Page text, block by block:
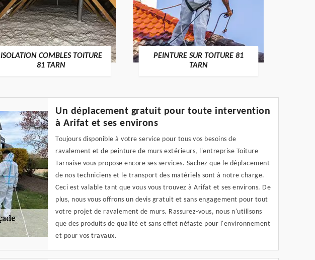
ISOLATION COMBLES TOITURE
81 TARN
PEINTURE SUR TOITURE 81
TARN
Un déplacement gratuit pour toute intervention
à Arifat et ses environs
Toujours disponible à votre service pour tous vos besoins de
ravalement et de peinture de murs extérieurs, l'entreprise Toiture
Tarnaise vous propose encore ses services. Sachez que le déplacement
de nos techniciens et le transport des matériels sont à notre charge.
Ceci est valable tant que vous vous trouvez à Arifat et ses environs. De
plus, nous vous offrons un devis gratuit et sans engagement pour tout
votre projet de ravalement de murs. Rassurez-vous, nous n'utilisons
que des produits de qualité et sans effet néfaste pour l'environnement
et pour vos travaux.